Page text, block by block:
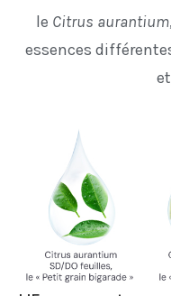
le Citrus aurantium
essences